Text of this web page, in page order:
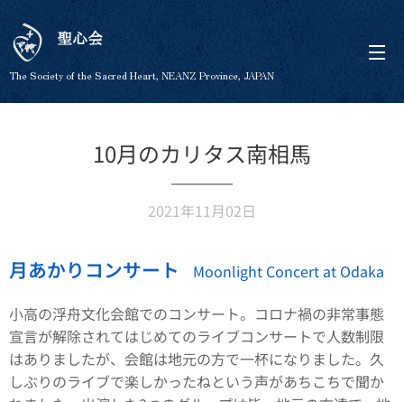
聖心会
The Society of the Sacred Heart, NEANZ Province, JAPAN
10月のカリタス南相馬
2021年11月02日
月あかりコンサート
Moonlight Concert at Odaka
小高の浮舟文化会館でのコンサート。コロナ禍の非常事態
宣言が解除されてはじめてのライブコンサートで人数制限
はありましたが、会館は地元の方で一杯になりました。久
しぶりのライブで楽しかったねという声があちこちで聞か